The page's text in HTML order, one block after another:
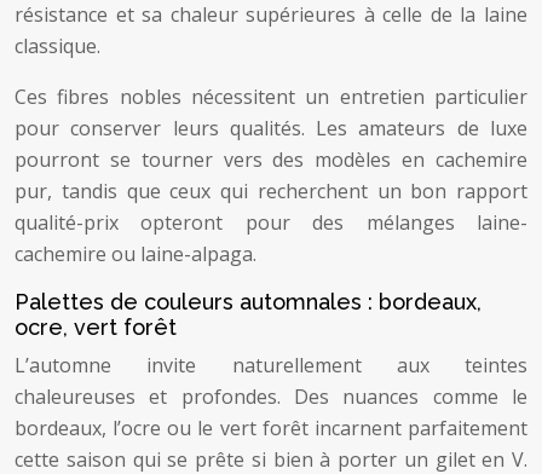
résistance et sa chaleur supérieures à celle de la laine
classique.
Ces fibres nobles nécessitent un entretien particulier
pour conserver leurs qualités. Les amateurs de luxe
pourront se tourner vers des modèles en cachemire
pur, tandis que ceux qui recherchent un bon rapport
qualité-prix opteront pour des mélanges laine-
cachemire ou laine-alpaga.
Palettes de couleurs automnales : bordeaux,
ocre, vert forêt
L’automne invite naturellement aux teintes
chaleureuses et profondes. Des nuances comme le
bordeaux, l’ocre ou le vert forêt incarnent parfaitement
cette saison qui se prête si bien à porter un gilet en V.